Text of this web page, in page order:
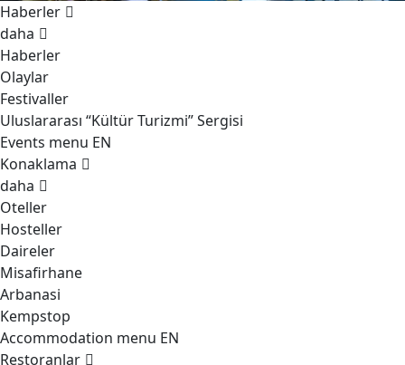
Haberler
daha
Haberler
Olaylar
Festivaller
Uluslararası “Kültür Turizmi” Sergisi
Events menu EN
Konaklama
daha
Oteller
Hosteller
Daireler
Misafirhane
Arbanasi
Kempstop
Accommodation menu EN
Restoranlar